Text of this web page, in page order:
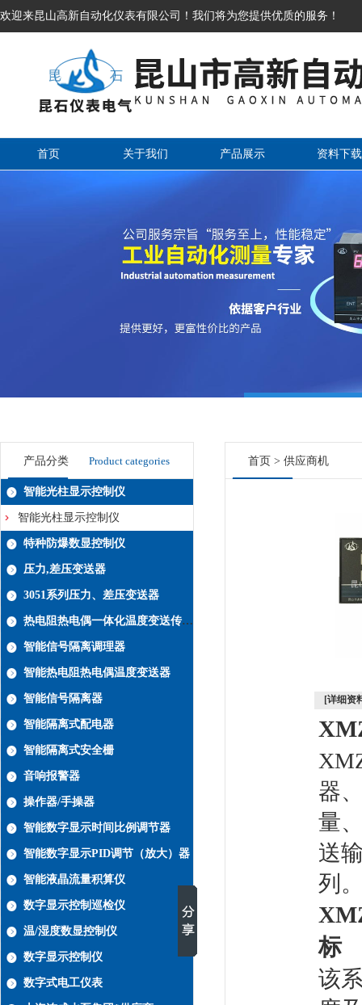
欢迎来昆山高新自动化仪表有限公司！我们将为您提供优质的服务！
首页 关于我们 产品展示 资料下载
产品分类 Product categories
智能光柱显示控制仪
智能光柱显示控制仪
特种防爆数显控制仪
压力,差压变送器
3051系列压力、差压变送器
热电阻热电偶一体化温度变送传感器系列
智能信号隔离调理器
智能热电阻热电偶温度变送器
智能信号隔离器
智能隔离式配电器
智能隔离式安全栅
音响报警器
操作器/手操器
智能数字显示时间比例调节器
智能数字显示PID调节（放大）器
智能液晶流量积算仪
数字显示控制巡检仪
温/湿度数显控制仪
数字显示控制仪
数字式电工仪表
首页 > 供应商机
[详细资
器
量
送
列
标
该